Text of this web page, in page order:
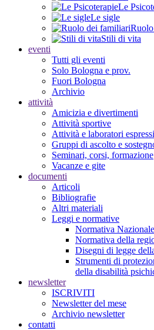
Le
Le sigle
Stili di vita
eventi
Tutti gli eventi
Solo Bologna e prov.
Fuori Bologna
Archivio
attività
Amicizia e divertimenti
Attività sportive
Attività e laboratori
Gruppi di ascolto e
Seminari, corsi, formazione
Vacanze e gite
documenti
Articoli
Bibliografie
Altri materiali
Leggi e normative
Normativa
Normativa della
Disegni di legge
Strumenti di
della disabilità
newsletter
ISCRIVITI
Newsletter del mese
Archivio newsletter
contatti